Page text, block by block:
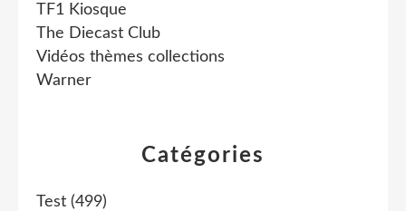
Catégories
Test (499)
TF1 Kiosque
The Diecast Club
Vidéos thèmes collections
Warner